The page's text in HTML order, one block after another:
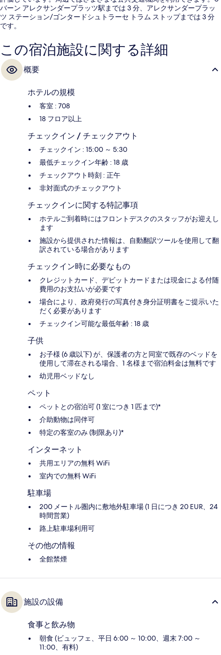
バーン アレクサンダープラッツ駅までは 3 分、アレクサンダープラッ
ツ ステーション/ゴンタードシュトラーセ トラム ストップまでは 3 分
です。
この宿泊施設に関する詳細
概要
ホテルの規模
客室 : 708
18 フロア以上
チェックイン / チェックアウト
チェックイン : 15:00 ～ 5:30
最低チェックイン年齢 : 18 歳
チェックアウト時刻 : 正午
非対面式のチェックアウト
チェックインに関する特記事項
ホテルご到着時にはフロントデスクのスタッフがお迎えし
ます
施設から提供された情報は、自動翻訳ツールを使用して翻
訳されている場合があります
チェックイン時に必要なもの
クレジットカード、デビットカードまたは現金による付随
費用のお支払いが必要です
場合により、政府発行の写真付き身分証明書をご提示いた
だく必要があります
チェックイン可能な最低年齢 : 18 歳
子供
お子様 (6 歳以下) が、保護者の方と同室で既存のベッドを
使用して滞在される場合、1 名様まで宿泊料金は無料です
幼児用ベッドなし
ペット
ペットとの宿泊可 (1 室につき 1 匹まで)*
介助動物は同伴可
特定の客室のみ (制限あり)*
インターネット
共用エリアの無料 WiFi
室内での無料 WiFi
駐車場
200 メートル圏内に敷地外駐車場 (1 日につき 20 EUR、24
時間営業)
路上駐車場利用可
その他の情報
全館禁煙
施設の設備
食事と飲み物
朝食 (ビュッフェ、平日 6:00 ～ 10:00、週末 7:00 ～
11:00、有料)